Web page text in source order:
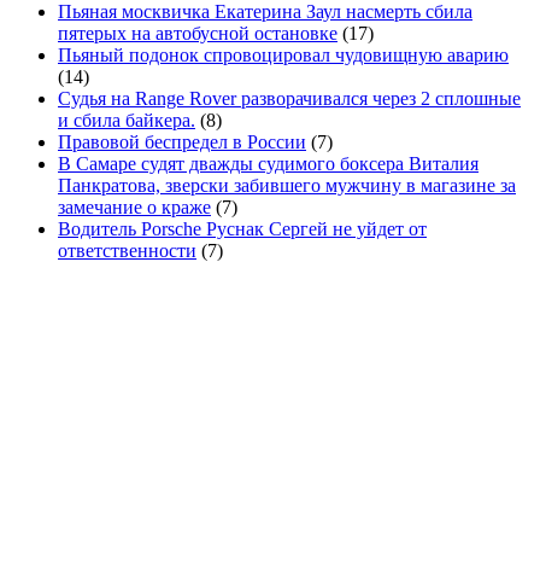
Пьяная москвичка Екатерина Заул насмерть сбила
пятерых на автобусной остановке (17)
Пьяный подонок спровоцировал чудовищную аварию
(14)
Судья на Range Rover разворачивался через 2 сплошные
и сбила байкера. (8)
Правовой беспредел в России (7)
В Самаре судят дважды судимого боксера Виталия
Панкратова, зверски забившего мужчину в магазине за
замечание о краже (7)
Водитель Porsche Руснак Сергей не уйдет от
ответственности (7)